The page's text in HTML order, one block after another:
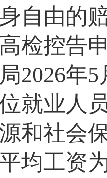
自由的
检控告
2026年
就业人
和社会
均工资